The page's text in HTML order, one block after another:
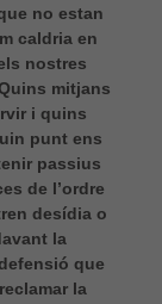
no estan
caldria en
nostres
mitjans
i quins
punt ens
passius
de l’ordre
desídia o
la
que
la